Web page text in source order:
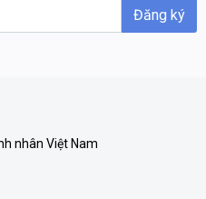
Đăng ký
nhân Việt Nam